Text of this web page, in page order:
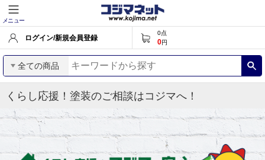
メニュー
ログイン/新規会員登録
0点
0円
全ての商品
くらし応援！塗装のご相談はコジマへ！